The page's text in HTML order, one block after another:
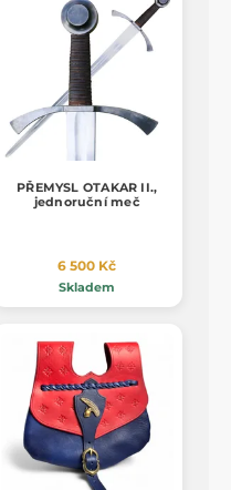
PŘEMYSL OTAKAR II.,
jednoruční meč
6 500 Kč
Skladem